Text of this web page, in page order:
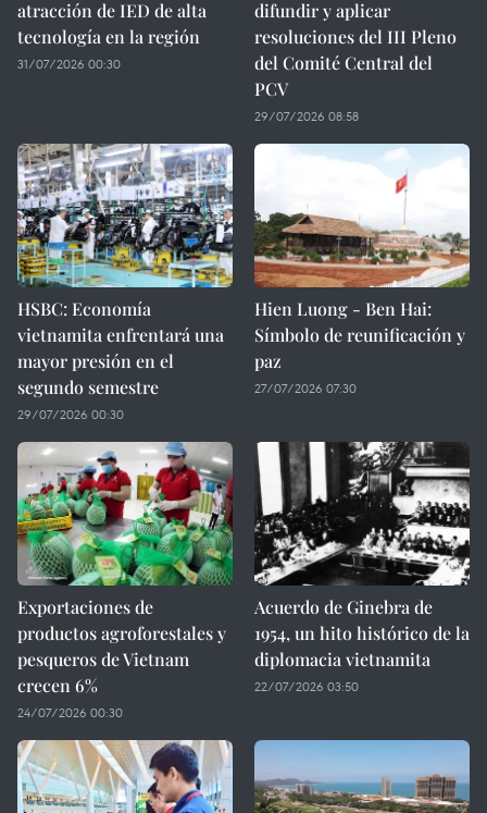
atracción de IED de alta
tecnología en la región
31/07/2026 00:30
difundir y aplicar
resoluciones del III Pleno
del Comité Central del
PCV
29/07/2026 08:58
HSBC: Economía
vietnamita enfrentará una
mayor presión en el
segundo semestre
29/07/2026 00:30
Hien Luong - Ben Hai:
Símbolo de reunificación y
paz
27/07/2026 07:30
Exportaciones de
productos agroforestales y
pesqueros de Vietnam
crecen 6%
24/07/2026 00:30
Acuerdo de Ginebra de
1954, un hito histórico de la
diplomacia vietnamita
22/07/2026 03:50